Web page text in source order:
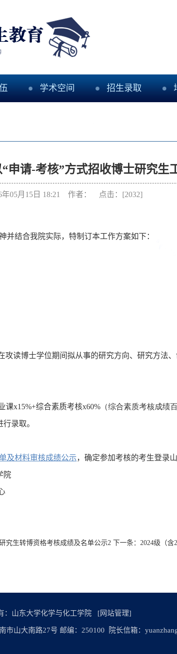
学术空间 招生录取
申请-考核”方式招收博士研究生
年05月15日 18:21 作者： 点击：[2032]
并结合我院实际，特制订本工作方案如下：
读博士学位期间拟从事的研究方向、研究方法
课x15%+综合素质考核x60%（综合素质考核成绩
录取。
及材料审核成绩公示，确定参加考核的考生登录
院
究生转博资格考核成绩及名单公示2 下一条： 2024级（含
：山东大学化学与化工学院 [网站管理]
山大南路27号 邮编：250100 院长信箱：